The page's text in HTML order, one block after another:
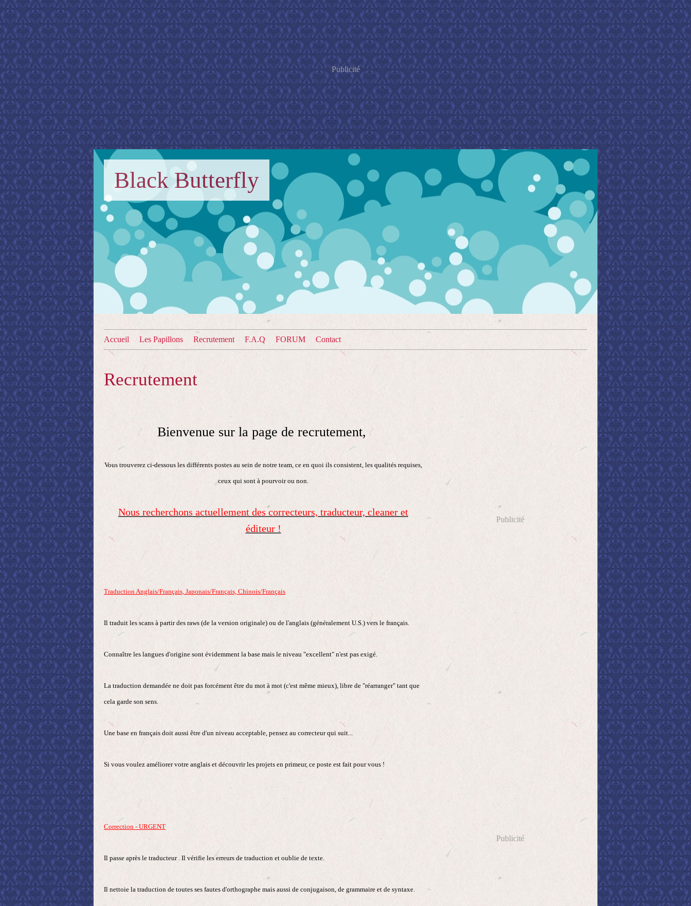
Publicité
Black Butterfly
Accueil Les Papillons Recrutement F.A.Q FORUM Contact
Recrutement
Bienvenue sur la page de recrutement,
Vous trouverez ci-dessous les différents postes au sein de notre team, ce en quoi ils consistent, les qualités requises,
ceux qui sont à pourvoir ou non.
Nous recherchons actuellement des correcteurs, traducteur, cleaner et
éditeur !
Traduction Anglais/Français, Japonais/Français, Chinois/Français
Il traduit les scans à partir des raws (de la version originale) ou de l'anglais (généralement U.S.) vers le français.
Connaître les langues d'origine sont évidemment la base mais le niveau "excellent" n'est pas exigé.
La traduction demandée ne doit pas forcément être du mot à mot (c'est même mieux), libre de "réarranger" tant que
cela garde son sens.
Une base en français doit aussi être d'un niveau acceptable, pensez au correcteur qui suit...
Si vous voulez améliorer votre anglais et découvrir les projets en primeur, ce poste est fait pour vous !
Correction - URGENT
Il passe après le traducteur . Il vérifie les erreurs de traduction et oublie de texte.
Il nettoie la traduction de toutes ses fautes d'orthographe mais aussi de conjugaison, de grammaire et de syntaxe.
Publicité
Publicité